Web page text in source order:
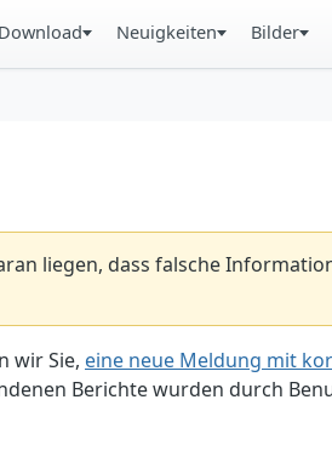
Download Neuigkeiten Bilder
liegen, dass falsche
wir Sie, eine neue Meldung mit
Berichte wurden durch